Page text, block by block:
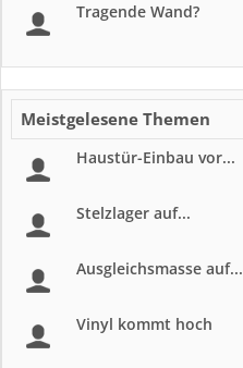
Tragende Wand?
Meistgelesene Themen
Haustür-Einbau vor...
Stelzlager auf...
Ausgleichsmasse auf...
Vinyl kommt hoch